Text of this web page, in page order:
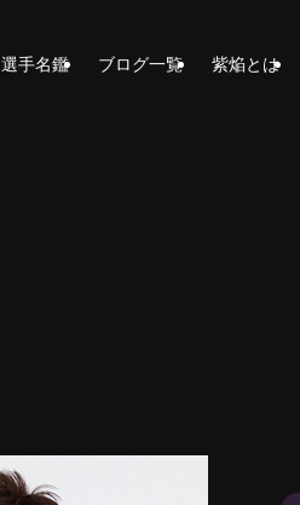
選手名鑑 ブログ一覧 紫焔とは